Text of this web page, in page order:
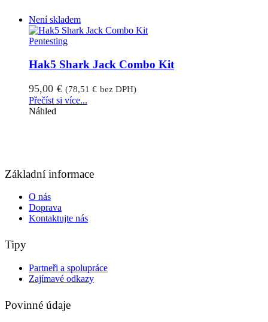
Není skladem
Pentesting
Hak5 Shark Jack Combo Kit
95,00 € (78,51€ bez DPH)
Přečíst si více...
Náhled
Základní informace
O nás
Doprava
Kontaktujte nás
Tipy
Partneři a spolupráce
Zajímavé odkazy
Povinné údaje